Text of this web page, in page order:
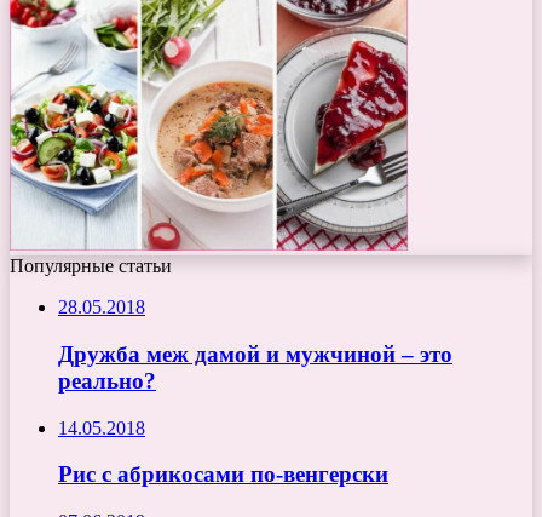
Популярные статьи
28.05.2018
Дружба меж дамой и мужчиной – это
реально?
14.05.2018
Рис с абрикосами по-венгерски